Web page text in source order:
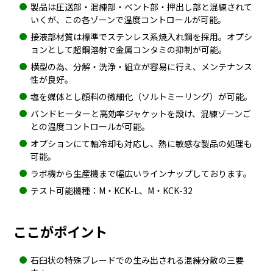
製品は圧送部・混練部・ベント部・押出し部と混練されて
いくが、この各ゾーンで温度コントロールが可能。
接液部材質は標準でステンレス系焼入れ鋼を採用。オプシ
ョンとして超鋼溶射で金属コンタミの抑制が可能。
横型の為、分解・洗浄・組立が容易に行え、メンテナンス
性が良好。
塩を媒体とし顔料の微細化（ソルトミーリング）が可能。
バンドヒーターと高効率ジャケットを設け、混練ゾーンご
との温度コントロールが可能。
オプションにて軸冷却も対応し、熱に敏感な製品の処理も
可能。
ラボ機から生産機まで幅広いラインナップしております。
テスト可能機種：M・KCK-L、M・KCK-32
ここがポイント
石臼状の特殊ブレードでの生み出される混練分散の三要